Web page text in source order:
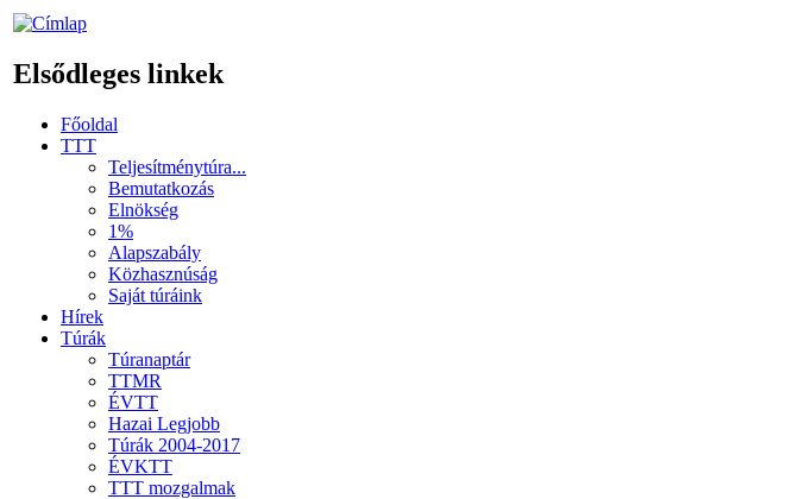
Elsődleges linkek
Főoldal
TTT
Teljesítménytúra...
Bemutatkozás
Elnökség
1%
Alapszabály
Közhasznúság
Saját túráink
Hírek
Túrák
Túranaptár
TTMR
ÉVTT
Hazai Legjobb
Túrák 2004-2017
ÉVKTT
TTT mozgalmak